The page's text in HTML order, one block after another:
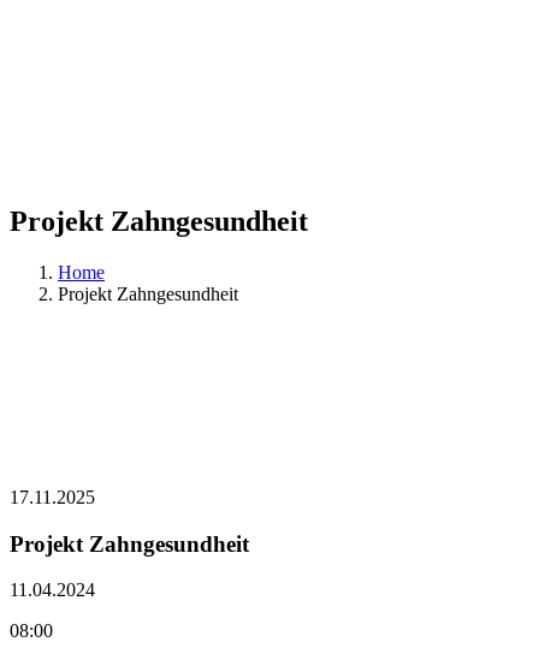
Projekt Zahngesundheit
Home
Projekt Zahngesundheit
17.11.2025
Projekt Zahngesundheit
11.04.2024
08:00